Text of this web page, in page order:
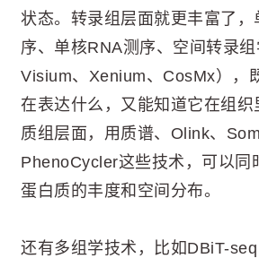
状态。转录组层面就更丰富了，
序、单核RNA测序、空间转录组
Visium、Xenium、CosMx），
在表达什么，又能知道它在组织
质组层面，用质谱、Olink、
PhenoCycler这些技术，可以同
蛋白质的丰度和空间分布。
还有多组学技术，比如DBiT-